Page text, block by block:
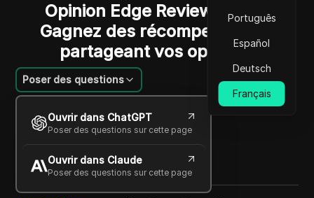
Português
Español
Deutsch
Français
Opinion Edge Review 2025 :
Gagnez des récompenses en
partageant vos opinions
Poser des questions
Ouvrir dans ChatGPT
Poser des questions sur cette page
Ouvrir dans Claude
Poser des questions sur cette page
Savannah Westwood
12 oct. 2025 9 min de lecture
Copy Link